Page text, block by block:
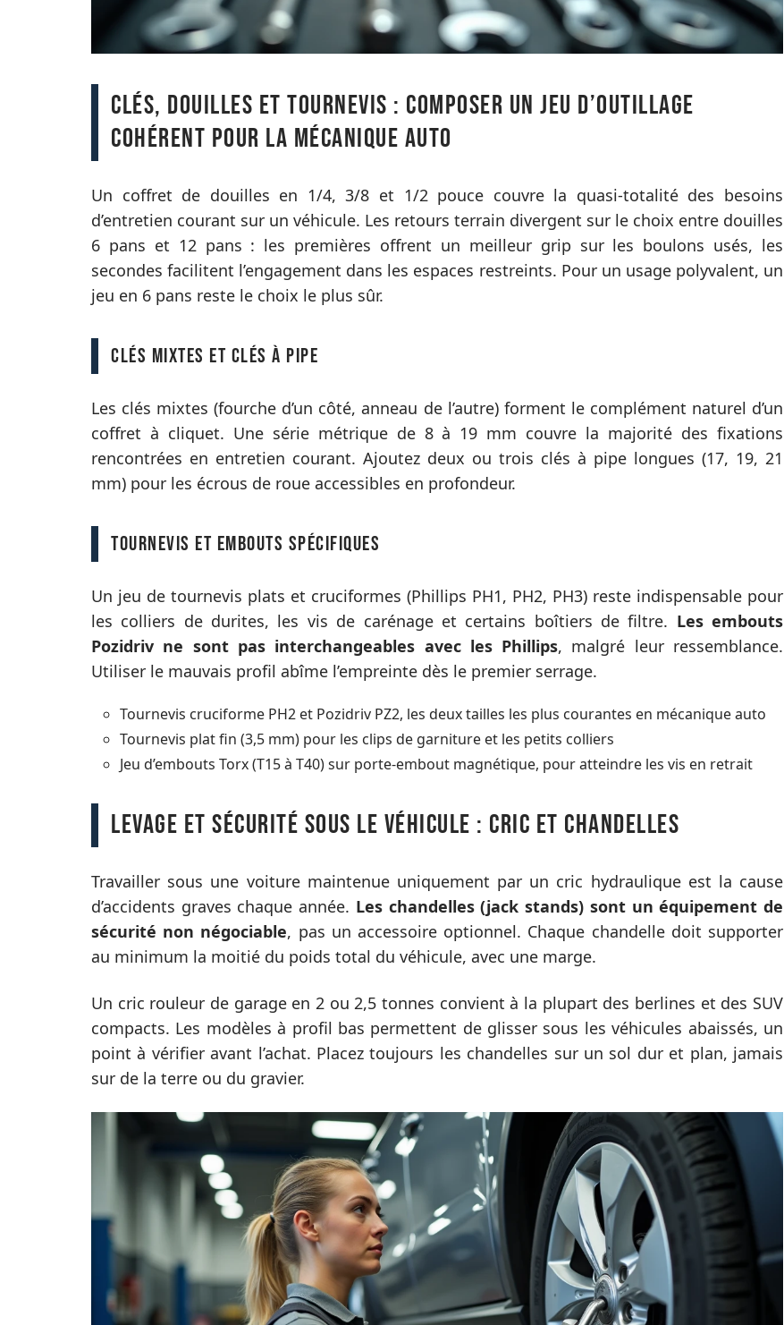
Clés, douilles et tournevis : composer un jeu d’outillage
cohérent pour la mécanique auto
Un coffret de douilles en 1/4, 3/8 et 1/2 pouce couvre la quasi-totalité des besoins
d’entretien courant sur un véhicule. Les retours terrain divergent sur le choix entre douilles
6 pans et 12 pans : les premières offrent un meilleur grip sur les boulons usés, les
secondes facilitent l’engagement dans les espaces restreints. Pour un usage polyvalent, un
jeu en 6 pans reste le choix le plus sûr.
Clés mixtes et clés à pipe
Les clés mixtes (fourche d’un côté, anneau de l’autre) forment le complément naturel d’un
coffret à cliquet. Une série métrique de 8 à 19 mm couvre la majorité des fixations
rencontrées en entretien courant. Ajoutez deux ou trois clés à pipe longues (17, 19, 21
mm) pour les écrous de roue accessibles en profondeur.
Tournevis et embouts spécifiques
Un jeu de tournevis plats et cruciformes (Phillips PH1, PH2, PH3) reste indispensable pour
les colliers de durites, les vis de carénage et certains boîtiers de filtre. Les embouts
Pozidriv ne sont pas interchangeables avec les Phillips, malgré leur ressemblance.
Utiliser le mauvais profil abîme l’empreinte dès le premier serrage.
Tournevis cruciforme PH2 et Pozidriv PZ2, les deux tailles les plus courantes en mécanique auto
Tournevis plat fin (3,5 mm) pour les clips de garniture et les petits colliers
Jeu d’embouts Torx (T15 à T40) sur porte-embout magnétique, pour atteindre les vis en retrait
Levage et sécurité sous le véhicule : cric et chandelles
Travailler sous une voiture maintenue uniquement par un cric hydraulique est la cause
d’accidents graves chaque année. Les chandelles (jack stands) sont un équipement de
sécurité non négociable, pas un accessoire optionnel. Chaque chandelle doit supporter
au minimum la moitié du poids total du véhicule, avec une marge.
Un cric rouleur de garage en 2 ou 2,5 tonnes convient à la plupart des berlines et des SUV
compacts. Les modèles à profil bas permettent de glisser sous les véhicules abaissés, un
point à vérifier avant l’achat. Placez toujours les chandelles sur un sol dur et plan, jamais
sur de la terre ou du gravier.